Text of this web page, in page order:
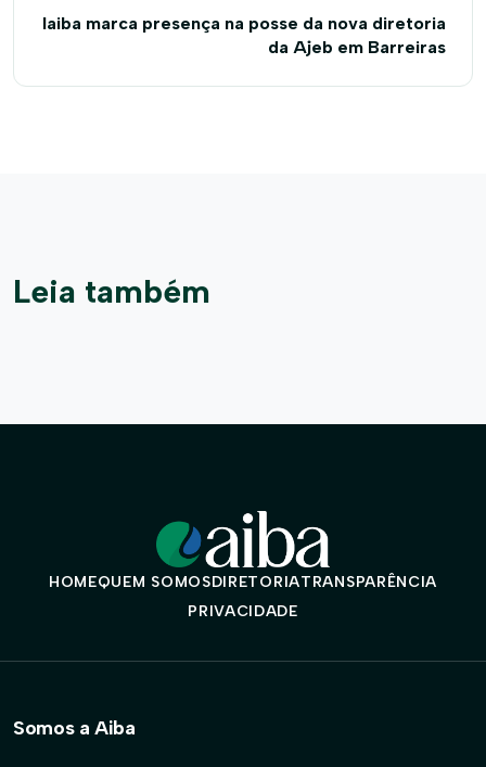
Iaiba marca presença na posse da nova diretoria
da Ajeb em Barreiras
Leia também
HOMEQUEM SOMOSDIRETORIATRANSPARÊNCIA
PRIVACIDADE
Somos a Aiba